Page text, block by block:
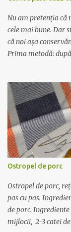
cei de la buno-
de struţ la noi, din
Nu am pretenția că
cele mai bune. Dar
că noi așa
Prima metodă:
fiecare felie o
punem într-un
cașul și se dă prin
formează suluri
congelator. Când
de la congelator și
regulă de seara
congelator la
repede, pierde apa
neplăcută la gust c...
Ostropel de porc
Ostropel de porc,
pas cu pas.
de porc.
mijlocii, 2-3 catei